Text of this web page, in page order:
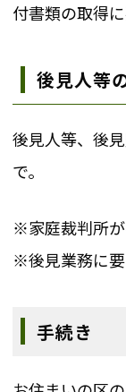
付書類の取得
後見人等
後見人等、後
で。
※家庭裁判所が
※後見業務に
手続き